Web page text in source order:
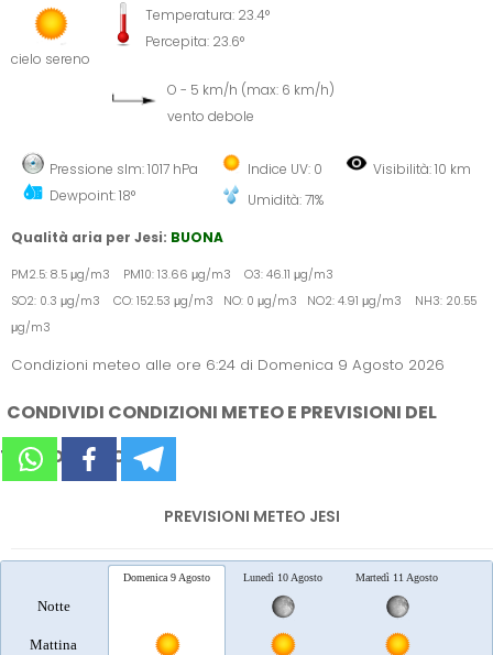
cielo sereno
Temperatura: 23.4°
Percepita: 23.6°
O - 5 km/h (max: 6 km/h)
vento debole
Pressione slm: 1017 hPa
Dewpoint: 18°
Indice UV: 0
Umidità: 71%
Visibilità: 10 km
Qualità aria per Jesi: BUONA
PM2.5: 8.5 μg/m3 PM10: 13.66 μg/m3 O3: 46.11 μg/m3
SO2: 0.3 μg/m3 CO: 152.53 μg/m3 NO: 0 μg/m3 NO2: 4.91 μg/m3 NH3: 20.55
μg/m3
Condizioni meteo alle ore 6:24 di Domenica 9 Agosto 2026
CONDIVIDI CONDIZIONI METEO E PREVISIONI DEL
TEMPO SUI SOCIAL
PREVISIONI METEO JESI
Notte
Mattina
Domenica 9 Agosto Lunedì 10 Agosto Martedì 11 Agosto